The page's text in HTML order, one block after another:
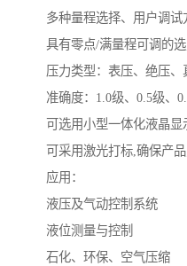
多种量程选择、用户调试
具有零点/满量程可调的
压力类型：表压、绝压、
准确度：1.0级、0.5级、
可选用小型一体化液晶
可采用激光打标,确保产
应用：
液压及气动控制系统
液位测量与控制
石化、环保、空气压缩